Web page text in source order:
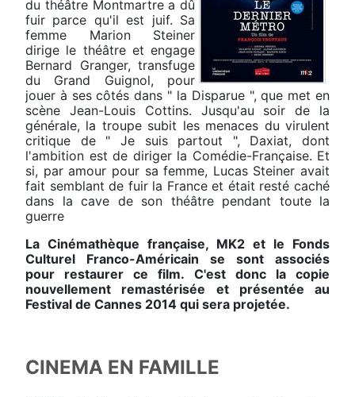
du théâtre Montmartre a dû
fuir parce qu'il est juif. Sa
femme Marion Steiner
dirige le théâtre et engage
Bernard Granger, transfuge
du Grand Guignol, pour
jouer à ses côtés dans " la Disparue ", que met en
scène Jean-Louis Cottins. Jusqu'au soir de la
générale, la troupe subit les menaces du virulent
critique de " Je suis partout ", Daxiat, dont
l'ambition est de diriger la Comédie-Française. Et
si, par amour pour sa femme, Lucas Steiner avait
fait semblant de fuir la France et était resté caché
dans la cave de son théâtre pendant toute la
guerre
La Cinémathèque française, MK2 et le Fonds
Culturel Franco-Américain se sont associés
pour restaurer ce film. C'est donc la copie
nouvellement remastérisée et présentée au
Festival de Cannes 2014 qui sera projetée.
CINEMA EN FAMILLE